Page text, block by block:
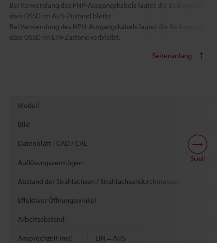
Bei Verwendung des PNP-Ausgangskabels lautet die Bedingung,
dass OSSD im AUS-Zustand bleibt.
Bei Verwendung des NPN-Ausgangskabels lautet die Bedingung,
dass OSSD im EIN-Zustand verbleibt.
Seitenanfang
Modell
Bild
Datenblatt / CAD / CAE
Auflösungsvermögen
Abstand der Strahlachsen / Strahlachsendurchmesser
Effektiver Öffnungswinkel
Arbeitsabstand
Ansprechzeit (ms) EIN→AUS
Scroll